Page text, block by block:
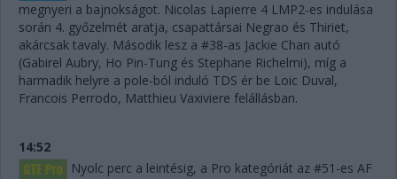
megnyeri a bajnokságot. Nicolas Lapierre 4 LMP2-es indulása
során 4. győzelmét aratja, csapattársai Negrao és Thiriet,
akárcsak tavaly. Második lesz a #38-as Jackie Chan autó
(Gabirel Aubry, Ho Pin-Tung és Stephane Richelmi), míg a
harmadik helyre a pole-ból induló TDS ér be Loic Duval,
Francois Perrodo, Matthieu Vaxiviere felállásban.
14:52
Nyolc perc a leintésig, a Pro kategóriát az #51-es AF